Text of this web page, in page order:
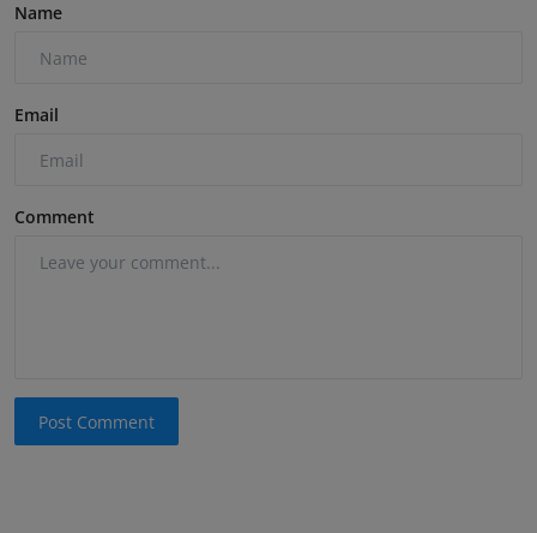
Name
Email
Comment
Post Comment